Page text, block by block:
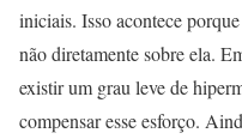
iniciais. Isso acontece
não diretamente sobre ela.
existir um grau leve de
compensar esse esforço.